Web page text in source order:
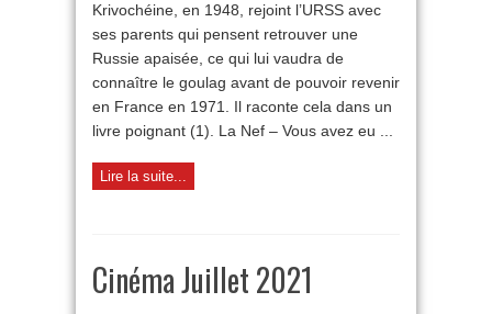
Krivochéine, en 1948, rejoint l’URSS avec
ses parents qui pensent retrouver une
Russie apaisée, ce qui lui vaudra de
connaître le goulag avant de pouvoir revenir
en France en 1971. Il raconte cela dans un
livre poignant (1). La Nef – Vous avez eu ...
Lire la suite...
Cinéma Juillet 2021